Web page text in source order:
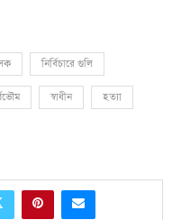
নির্বিচারে গুলি
স্বাধীন হত্যা